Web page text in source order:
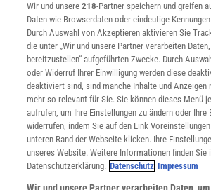
Widerruf
INFO
Mediadaten
Datenschutz
Nutzungsbedingungen
Cookie-Einstellungen
Utiq verwalten
Nutzungsbasierte Onlinewerbung
Alle Artikel
Impressum
Wir und unsere218-Partner speichern und greifen
Daten wie Browserdaten oder eindeutige
Durch Auswahl von Akzeptieren aktivieren Sie
die unter „Wir und unsere Partner verarbeiten
bereitzustellen“ aufgeführten Zwecke. Durch
oder Widerruf Ihrer Einwilligung werden diese
deaktiviert sind, sind manche Inhalte und
mehr so relevant für Sie. Sie können dieses Menü
aufrufen, um Ihre Einstellungen zu ändern oder Ihre
widerrufen, indem Sie auf den Link
unteren Rand der Webseite klicken. Ihre
unseres Website. Weitere Informationen finden Sie
Datenschutzerklärung. Datenschutz Impressum